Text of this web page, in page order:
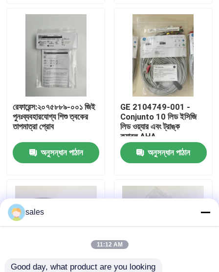
ভিডিও
আমাদের সম্পর্কে
কারখানা ভ্রমণ
মান নিয়ন্ত্রণ
উদ্ধৃতির জন্য আবেদন
রোগীর মনিটর মডিউল
রেফারেন্স:২০৭৫৮৮৯-০০১ জিই
পুনঃব্যবহারযোগ্য শিশু ত্বকের
তাপমাত্রা প্রোব
অনুসন্ধান পাঠান
GE 2104749-001 -
Conjunto 10 লিড ইসিজি
লিড ওয়্যার এবং ট্রাঙ্ক
ক্যাবল,AHA
অনুসন্ধান পাঠান
sales
11:12 AM
Good day, what product are you looking